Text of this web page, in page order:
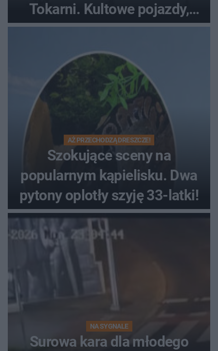
Tokarni. Kultowe pojazdy,
pokazy i muzyczna scena w
Muzeum Wsi Kieleckiej
AŻ PRZECHODZĄ DRESZCZE!
Szokujące sceny na
popularnym kąpielisku. Dwa
pytony oplotły szyję 33-latki!
NA SYGNALE
Surowa kara dla młodego